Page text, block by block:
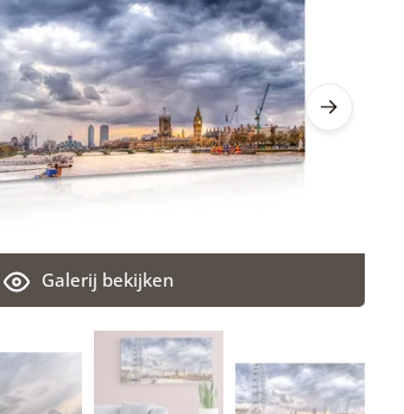
Galerij bekijken